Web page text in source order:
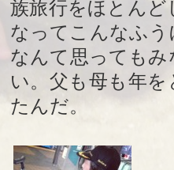
族旅行をほとん
なってこんなふ
なんて思っても
い。父も母も年
たんだ。